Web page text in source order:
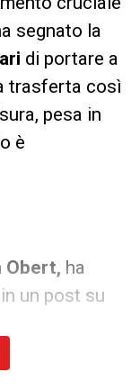
segnato la
di portare a
trasferta così
pesa in
è
Obert, ha
un post su
della